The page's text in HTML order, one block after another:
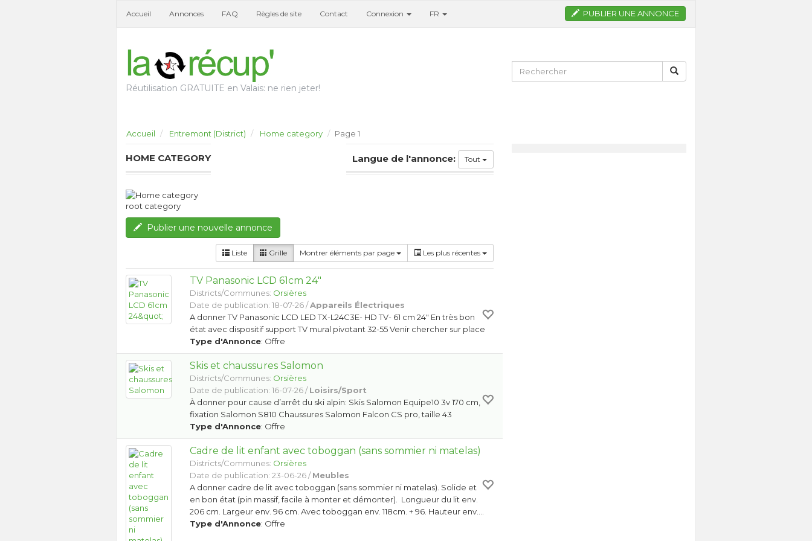
Accueil Annonces FAQ Règles de site Contact Connexion FR PUBLIER UNE ANNONCE
Réutilisation GRATUITE en Valais: ne rien jeter!
Accueil Entremont (District) Home category Page 1
HOME CATEGORY Langue de l'annonce: Tout
root category
Publier une nouvelle annonce
Liste Grille Montrer éléments par page Les plus récentes
TV Panasonic LCD 61cm 24"
Districts/Communes: Orsières
Date de publication: 18-07-26 /Appareils Électriques
A donner TV Panasonic LCD LED TX-L24C3E- HD TV- 61 cm 24" En très bon
état avec dispositif support TV mural pivotant 32-55 Venir chercher sur place
Type d'Annonce: Offre
Skis et chaussures Salomon
Districts/Communes: Orsières
Date de publication: 16-07-26 /Loisirs/Sport
À donner pour cause d’arrêt du ski alpin: Skis Salomon Equipe10 3v 170 cm,
fixation Salomon S810 Chaussures Salomon Falcon CS pro, taille 43
Type d'Annonce: Offre
Cadre de lit enfant avec toboggan (sans sommier ni matelas)
Districts/Communes: Orsières
Date de publication: 23-06-26 /Meubles
A donner cadre de lit avec toboggan (sans sommier ni matelas). Solide et
en bon état (pin massif, facile à monter et démonter). Longueur du lit env.
206 cm. Largeur env. 96 cm. Avec toboggan env. 118cm. + 96. Hauteur env.…
Type d'Annonce: Offre